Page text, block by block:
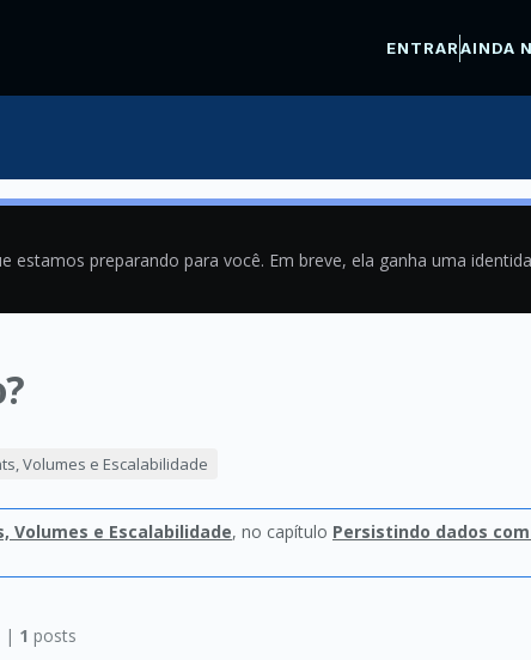
ENTRARAINDA
estamos preparando para você. Em breve, ela ganha uma
Volumes e Escalabilidade
Volumes e Escalabilidade, no capítulo Persistindo dados
| 1 posts